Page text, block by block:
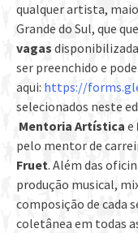
qualquer artista,
Grande do Sul, que
vagas
ser preenchido e
aqui: https://
selecionados neste
Mentoria Artística e
pelo mentor de
Fruet. Além das
produção musical,
composição de cada
coletânea em todas